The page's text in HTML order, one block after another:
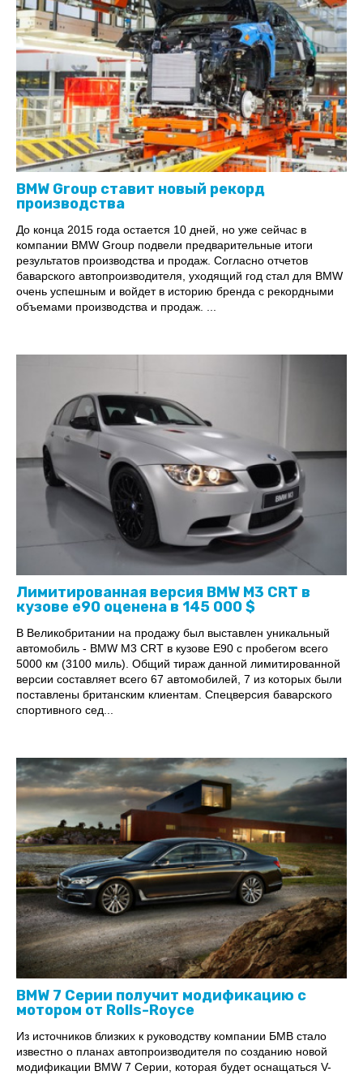
BMW Group ставит новый рекорд
производства
До конца 2015 года остается 10 дней, но уже сейчас в
компании BMW Group подвели предварительные итоги
результатов производства и продаж. Согласно отчетов
баварского автопроизводителя, уходящий год стал для BMW
очень успешным и войдет в историю бренда с рекордными
объемами производства и продаж. ...
Лимитированная версия BMW M3 CRT в
кузове е90 оценена в 145 000 $
В Великобритании на продажу был выставлен уникальный
автомобиль - BMW M3 CRT в кузове E90 с пробегом всего
5000 км (3100 миль). Общий тираж данной лимитированной
версии составляет всего 67 автомобилей, 7 из которых были
поставлены британским клиентам. Спецверсия баварского
спортивного сед...
BMW 7 Серии получит модификацию с
мотором от Rolls-Royce
Из источников близких к руководству компании БМВ стало
известно о планах автопроизводителя по созданию новой
модификации BMW 7 Серии, которая будет оснащаться V-